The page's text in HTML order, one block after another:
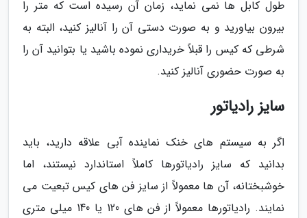
طول کابل ها نمی نماید، زمان آن رسیده است که متر را
بیرون بیاورید و به صورت دستی آن را آنالیز کنید، البته به
شرطی که کیس را قبلاً خریداری نموده باشید یا بتوانید آن را
به صورت حضوری آنالیز کنید.
سایز رادیاتور
اگر به سیستم های خنک نماینده آبی علاقه دارید، باید
بدانید که سایز رادیاتورها کاملاً استاندارد نیستند، اما
خوشبختانه، آن ها معمولاً از سایز فن های کیس تبعیت می
نمایند. رادیاتورها معمولاً از فن های 120 یا 140 میلی متری